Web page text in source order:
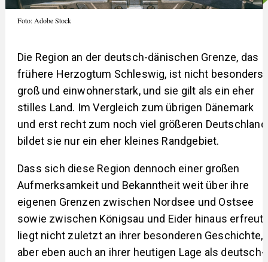
Foto: Adobe Stock
Die Region an der deutsch-dänischen Grenze, das
frühere Herzogtum Schleswig, ist nicht besonders
groß und einwohnerstark, und sie gilt als ein eher
stilles Land. Im Vergleich zum übrigen Dänemark
und erst recht zum noch viel größeren Deutschland
bildet sie nur ein eher kleines Randgebiet.
Dass sich diese Region dennoch einer großen
Aufmerksamkeit und Bekanntheit weit über ihre
eigenen Grenzen zwischen Nordsee und Ostsee
sowie zwischen Königsau und Eider hinaus erfreut,
liegt nicht zuletzt an ihrer besonderen Geschichte,
aber eben auch an ihrer heutigen Lage als deutsch-